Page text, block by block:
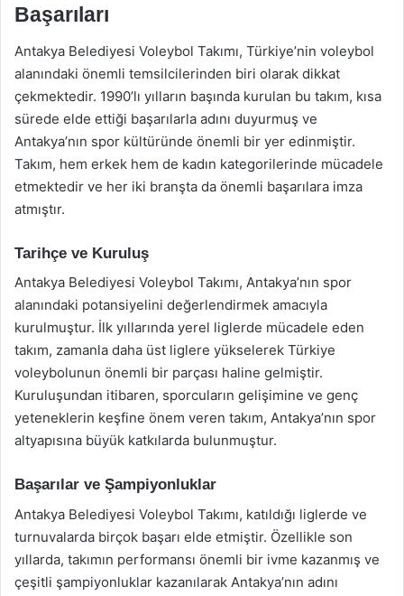
Başarıları
Antakya Belediyesi Voleybol Takımı, Türkiye’nin voleybol
alanındaki önemli temsilcilerinden biri olarak dikkat
çekmektedir. 1990’lı yılların başında kurulan bu takım, kısa
sürede elde ettiği başarılarla adını duyurmuş ve
Antakya’nın spor kültüründe önemli bir yer edinmiştir.
Takım, hem erkek hem de kadın kategorilerinde mücadele
etmektedir ve her iki branşta da önemli başarılara imza
atmıştır.
Tarihçe ve Kuruluş
Antakya Belediyesi Voleybol Takımı, Antakya’nın spor
alanındaki potansiyelini değerlendirmek amacıyla
kurulmuştur. İlk yıllarında yerel liglerde mücadele eden
takım, zamanla daha üst liglere yükselerek Türkiye
voleybolunun önemli bir parçası haline gelmiştir.
Kuruluşundan itibaren, sporcuların gelişimine ve genç
yeteneklerin keşfine önem veren takım, Antakya’nın spor
altyapısına büyük katkılarda bulunmuştur.
Başarılar ve Şampiyonluklar
Antakya Belediyesi Voleybol Takımı, katıldığı liglerde ve
turnuvalarda birçok başarı elde etmiştir. Özellikle son
yıllarda, takımın performansı önemli bir ivme kazanmış ve
çeşitli şampiyonluklar kazanılarak Antakya’nın adını